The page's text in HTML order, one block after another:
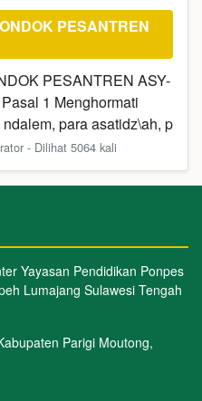
PESANTREN
PESANTREN ASY-
1 Menghormati
para asatidz\ah, p
- Dilihat 5064 kali
Yayasan Pendidikan Ponpes
Lumajang Sulawesi Tengah
Parigi Moutong,